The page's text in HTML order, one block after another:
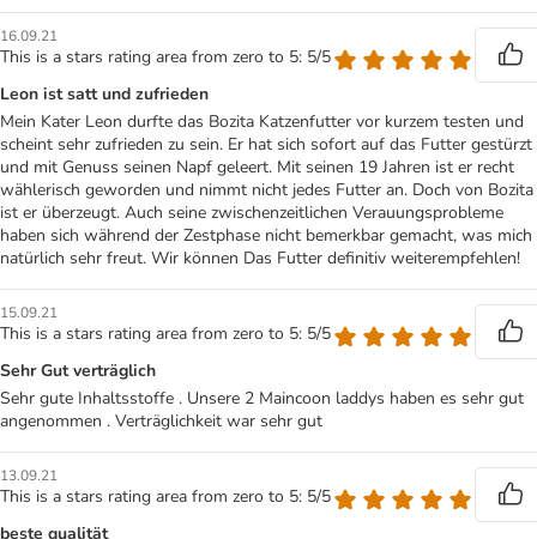
16.09.21
This is a stars rating area from zero to 5: 5/5
Leon ist satt und zufrieden
Mein Kater Leon durfte das Bozita Katzenfutter vor kurzem testen und
scheint sehr zufrieden zu sein. Er hat sich sofort auf das Futter gestürzt
und mit Genuss seinen Napf geleert. Mit seinen 19 Jahren ist er recht
wählerisch geworden und nimmt nicht jedes Futter an. Doch von Bozita
ist er überzeugt. Auch seine zwischenzeitlichen Verauungsprobleme
haben sich während der Zestphase nicht bemerkbar gemacht, was mich
natürlich sehr freut. Wir können Das Futter definitiv weiterempfehlen!
15.09.21
This is a stars rating area from zero to 5: 5/5
Sehr Gut verträglich
Sehr gute Inhaltsstoffe . Unsere 2 Maincoon laddys haben es sehr gut
angenommen . Verträglichkeit war sehr gut
13.09.21
This is a stars rating area from zero to 5: 5/5
beste qualität